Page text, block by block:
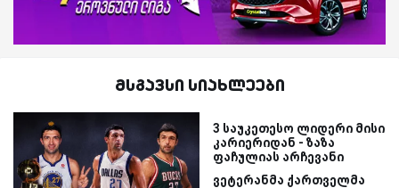
მსგავსი სიახლეები
3 საუკეთესო ლიდერი მისი
კარიერიდან - ზაზა
ფაჩულიას არჩევანი
ვეტერანმა ქართველმა